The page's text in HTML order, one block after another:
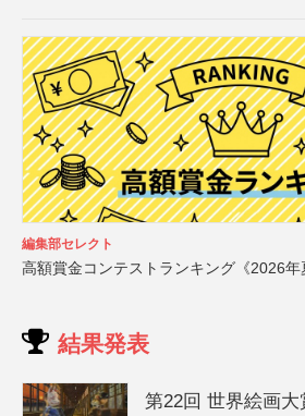
編集部セレクト
高額賞金コンテストランキング《2026年
結果発表
第22回 世界絵画大